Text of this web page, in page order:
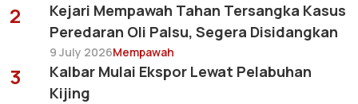
2
Kejari Mempawah Tahan Tersangka Kasus
Peredaran Oli Palsu, Segera Disidangkan
9 July 2026Mempawah
3
Kalbar Mulai Ekspor Lewat Pelabuhan
Kijing